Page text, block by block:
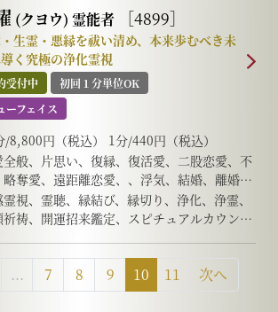
霊相談
遠隔対話、スピチュアルカウンセリング、
リング、ヒーリング、オーラ、前世/過去
障除去、先祖供養、過去世供養、死者との
、高次との交信、アニマルコミュニケーショ
チャクラリーディング、アカシックレコー
先祖因果カルマ、前世因果カルマ、ソウルメ
ーディング、オーラ鑑定、スピリチュアル
、心霊霊視、体調リーディング、ホロスコ
リーディング、など
(クヨウ) 霊能者 ［4899］
生霊・悪縁を祓い清め、本来歩むべき未
く究極の浄化霊視
受付中
初回１分単位OK
ーフェイス
/8,800円（税込） 1分/440円（税込）
全般、片思い、復縁、復活愛、二股恋愛、不
略奪愛、遠距離恋愛、、浮気、結婚、離婚、
題、家庭/家族問題、親子、育児、教育、
全般、適職、進路、人間関係、相性、ママ
金銭、心霊相談
視、霊聴、縁結び、縁切り、浄化、浄霊、
祈祷、開運招来鑑定、スピチュアルカウンセ
未来透視、思念伝達、引き寄せ、など
... 7 8 9 10 11 次へ